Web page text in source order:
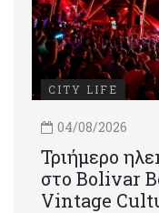
CITY LIFE
04/08/2026
Τριήμερο
στο Bolivar
Vintage